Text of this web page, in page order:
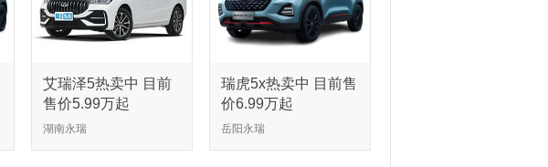
艾瑞泽5热卖中 目前
售价5.99万起
湖南永瑞
瑞虎5x热卖中 目前售
价6.99万起
岳阳永瑞